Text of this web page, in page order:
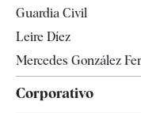
Guardia Civil
Leire Díez
Mercedes González
Corporativo